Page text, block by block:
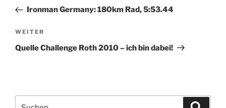
Beitrag
Ironman Germany: 180km Rad, 5:53.44
Nächster
Beitrag
WEITER
Quelle Challenge Roth 2010 – ich bin dabei!